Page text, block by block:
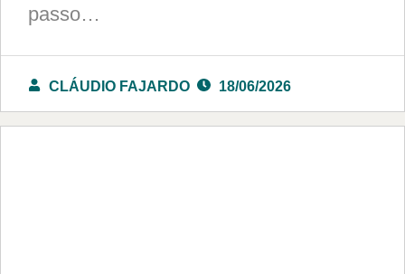
passo…
CLÁUDIO FAJARDO 18/06/2026